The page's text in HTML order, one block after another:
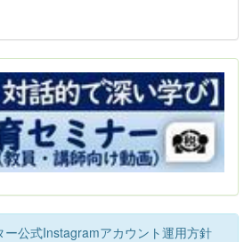
ー公式Instagramアカウント運用方針